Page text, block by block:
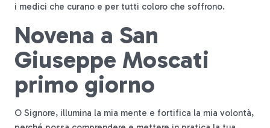
i medici che curano e per tutti coloro che soffrono.
Novena a San
Giuseppe Moscati
primo giorno
O Signore, illumina la mia mente e fortifica la mia volontà,